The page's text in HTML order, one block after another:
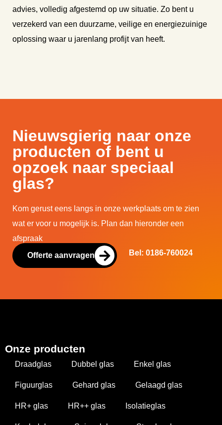
advies, volledig afgestemd op uw situatie. Zo bent u
verzekerd van een duurzame, veilige en energiezuinige
oplossing waar u jarenlang profijt van heeft.
Nieuwsgierig naar onze
producten of bent u
opzoek naar speciaal
glas?
Kom gerust eens langs in onze werkplaats om te zien
wat er voor u mogelijk is. Plan dan hieronder een
afspraak
Offerte aanvragen Bel: 0186-760024
Onze producten
Draadglas Dubbel glas Enkel glas
Figuurglas Gehard glas Gelaagd glas
HR+ glas HR++ glas Isolatieglas